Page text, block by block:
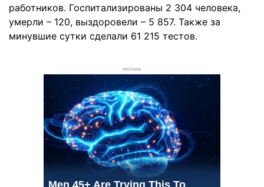
работников. Госпитализированы 2 304 человека,
умерли – 120, выздоровели – 5 857. Также за
минувшие сутки сделали 61 215 тестов.
РЕКЛАМА